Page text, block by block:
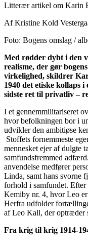
Litterær artikel om Karin
Af Kristine Kold
Foto: Bogens omslag /
Med rødder dybt i den
realisme, der gør
virkelighed, skildrer
1940 det etiske kollaps
sidste ret til privatliv –
I et gennemmilitariseret
hvor befolkningen bor i
udvikler den ambitiøse
Stoffets fornemmeste
mennesket ejer af dulgte
samfundsfremmed
anvendelse medfører
Linda, samt hans svorne
forhold i samfundet. Efter
Kemiby nr. 4, hvor Leo
Herfra udfolder
af Leo Kall, der optræder
Fra krig til krig 1914-